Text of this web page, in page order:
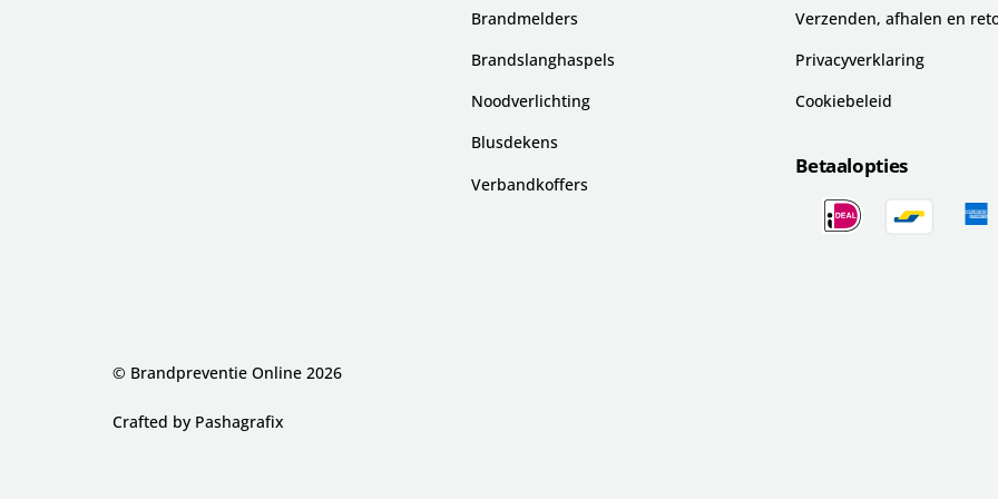
Brandmelders
Brandslanghaspels
Noodverlichting
Blusdekens
Verbandkoffers
Verzenden, afhalen en
Privacyverklaring
Cookiebeleid
Betaalopties
© Brandpreventie Online 2026
Crafted by Pashagrafix